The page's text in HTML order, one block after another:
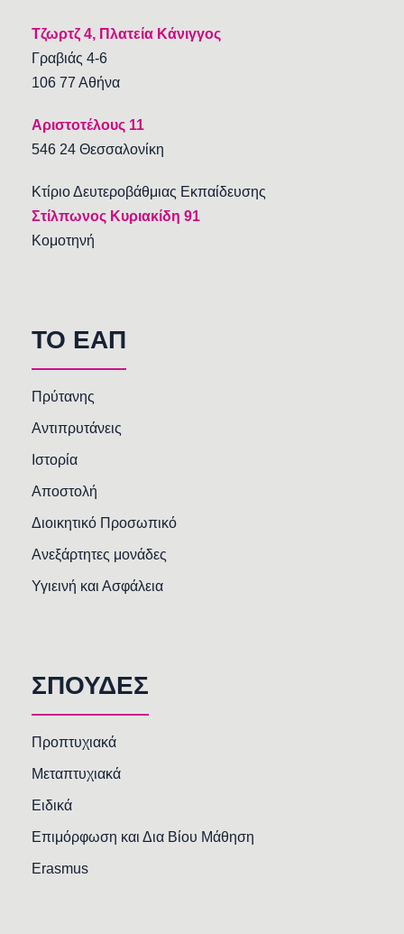
Τζωρτζ 4, Πλατεία Κάνιγγος
Γραβιάς 4-6
106 77 Αθήνα
Αριστοτέλους 11
546 24 Θεσσαλονίκη
Κτίριο Δευτεροβάθμιας Εκπαίδευσης
Στίλπωνος Κυριακίδη 91
Κομοτηνή
TO EAΠ
Πρύτανης
Αντιπρυτάνεις
Ιστορία
Αποστολή
Διοικητικό Προσωπικό
Ανεξάρτητες μονάδες
Υγιεινή και Ασφάλεια
ΣΠΟΥΔΕΣ
Προπτυχιακά
Μεταπτυχιακά
Ειδικά
Επιμόρφωση και Δια Βίου Μάθηση
Erasmus